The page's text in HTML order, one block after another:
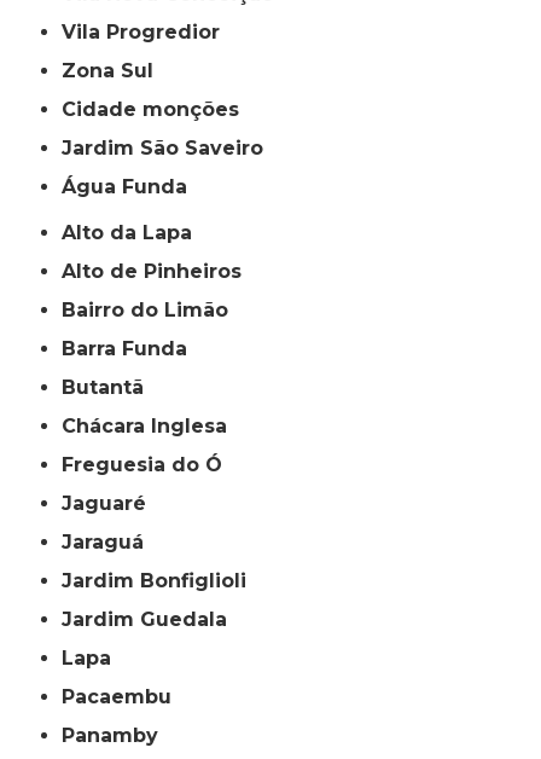
Vila Progredior
Zona Sul
cidade monções
jardim São Saveiro
Água Funda
Alto da Lapa
Alto de Pinheiros
Bairro do Limão
Barra Funda
Butantã
Chácara Inglesa
Freguesia do Ó
Jaguaré
Jaraguá
Jardim Bonfiglioli
Jardim Guedala
Lapa
Pacaembu
Panamby